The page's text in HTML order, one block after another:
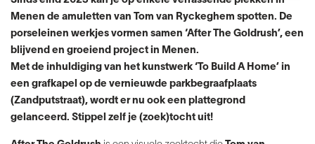
Menen de amuletten van Tom van Ryckeghem spotten. De
porseleinen werkjes vormen samen ‘After The Goldrush’, een
blijvend en groeiend project in Menen.
Met de inhuldiging van het kunstwerk ‘To Build A Home’ in
een grafkapel op de vernieuwde parkbegraafplaats
(Zandputstraat), wordt er nu ook een plattegrond
gelanceerd. Stippel zelf je (zoek)tocht uit!